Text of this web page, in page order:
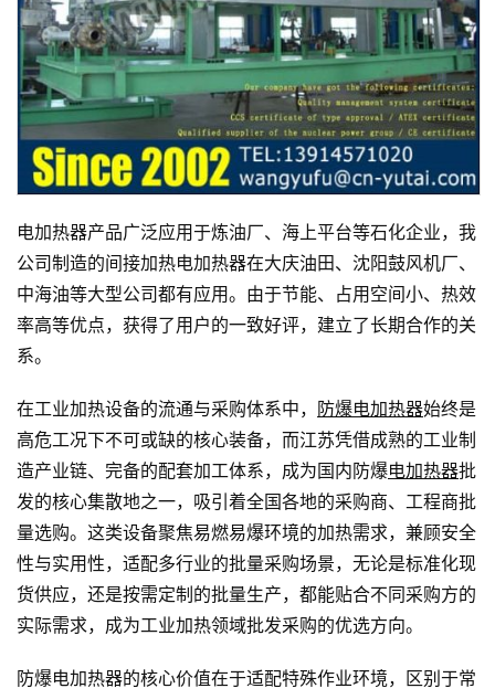
电加热器产品广泛应用于炼油厂、海上平台等石化企业，我
公司制造的间接加热电加热器在大庆油田、沈阳鼓风机厂、
中海油等大型公司都有应用。由于节能、占用空间小、热效
率高等优点，获得了用户的一致好评，建立了长期合作的关
系。
在工业加热设备的流通与采购体系中， 防爆电加热器始终是
高危工况下不可或缺的核心装备，而江苏凭借成熟的工业制
造产业链、完备的配套加工体系，成为国内防爆电加热器批
发的核心集散地之一，吸引着全国各地的采购商、工程商批
量选购。这类设备聚焦易燃易爆环境的加热需求，兼顾安全
性与实用性，适配多行业的批量采购场景，无论是标准化现
货供应，还是按需定制的批量生产，都能贴合不同采购方的
实际需求，成为工业加热领域批发采购的优选方向。
防爆电加热器的核心价值在于适配特殊作业环境，区别于常